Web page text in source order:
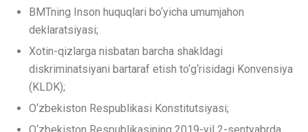
BMTning Inson huquqlari bo‘yicha umumjahon
deklaratsiyasi;
Xotin-qizlarga nisbatan barcha shakldagi
diskriminatsiyani bartaraf etish to‘g‘risidagi Konvensiya
(KLDK);
O‘zbekiston Respublikasi Konstitutsiyasi;